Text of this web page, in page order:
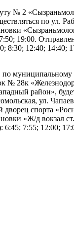
№ 2
по ул.
19:00.
8:30; 12:40; 14:40;
по
№ 28к
район»,
ул.
дворец спорта
«Ж/д вокзал
6:45; 7:55; 12:00;